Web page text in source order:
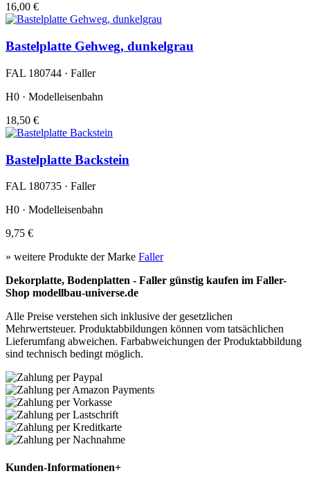
16,00 €
Bastelplatte Gehweg, dunkelgrau
FAL 180744 · Faller
H0 · Modelleisenbahn
18,50 €
Bastelplatte Backstein
FAL 180735 · Faller
H0 · Modelleisenbahn
9,75 €
» weitere Produkte der Marke Faller
Dekorplatte, Bodenplatten - Faller günstig kaufen im Faller-
Shop modellbau-universe.de
Alle Preise verstehen sich inklusive der gesetzlichen
Mehrwertsteuer. Produktabbildungen können vom tatsächlichen
Lieferumfang abweichen. Farbabweichungen der Produktabbildung
sind technisch bedingt möglich.
Kunden-Informationen+